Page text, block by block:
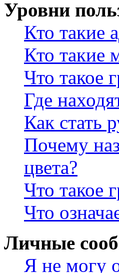
Уровни
Кто такие
Кто такие
Что такое
Где
Как стать
Почему
цвета?
Что такое
Что
Личные
Я не могу